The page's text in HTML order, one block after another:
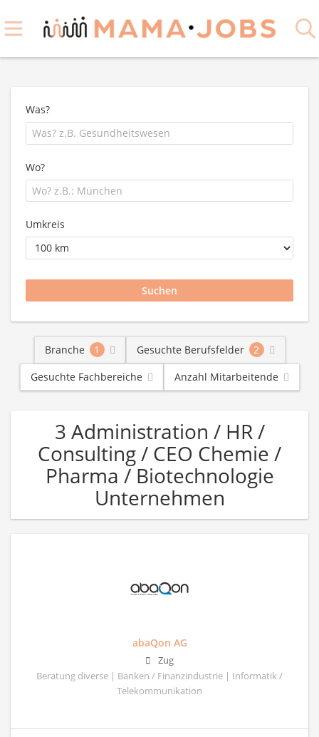
Was?
Wo?
Umkreis
Branche 1 Gesuchte Berufsfelder
2
Gesuchte Fachbereiche
Anzahl Mitarbeitende
3 Administration / HR /
Consulting / CEO Chemie /
Pharma / Biotechnologie
Unternehmen
abaQon AG
Zug
Beratung diverse | Banken / Finanzindustrie | Informatik /
Telekommunikation